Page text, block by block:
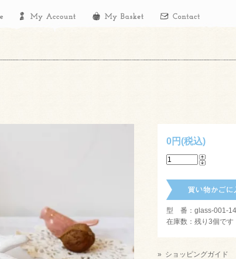
0円(税込)
型 番：glass-001-
在庫数：残り3個です
» ショッピングガイド